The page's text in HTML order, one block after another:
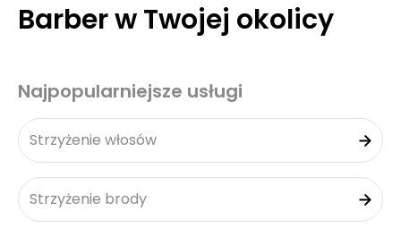
Barber w Twojej okolicy
Najpopularniejsze usługi
Strzyżenie włosów
Strzyżenie brody